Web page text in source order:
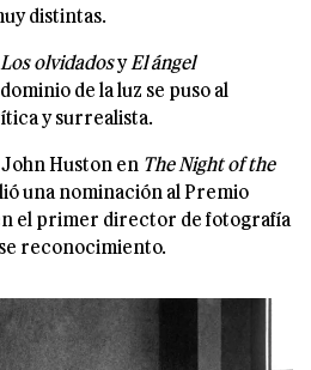
distintas.
Los olvidadosy El ángel
de la luz se puso al
y surrealista.
Huston en The Night of the
una nominación al Premio
el primer director de fotografía
reconocimiento.